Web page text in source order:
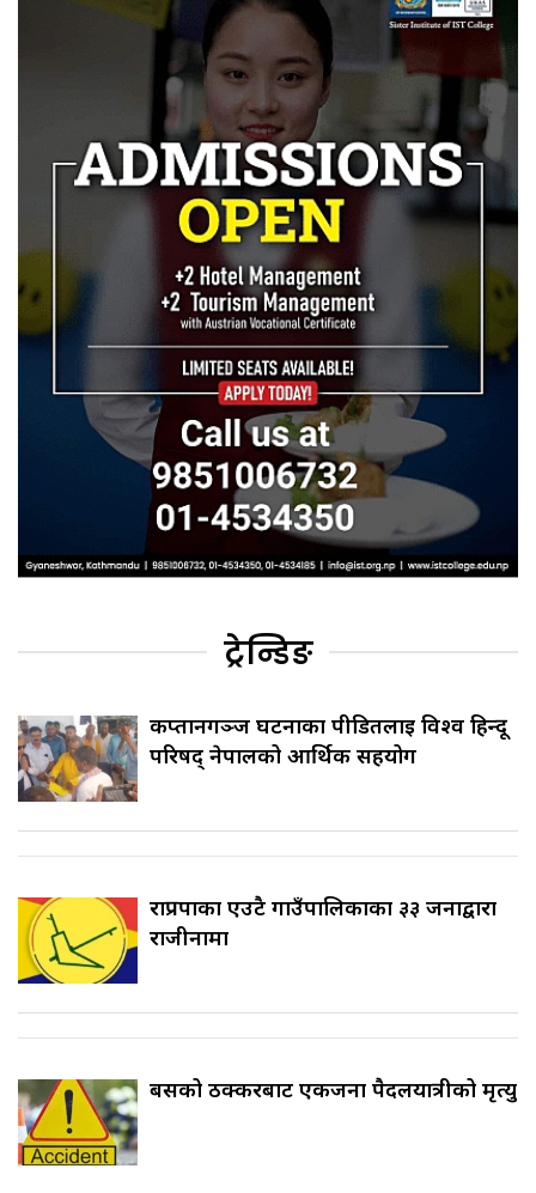
ट्रेन्डिङ
कप्तानगञ्ज घटनाका पीडितलाई विश्व हिन्दू
परिषद् नेपालको आर्थिक सहयोग
राप्रपाका एउटै गाउँपालिकाका ३३ जनाद्वारा
राजीनामा
बसको ठक्करबाट एकजना पैदलयात्रीको मृत्यु